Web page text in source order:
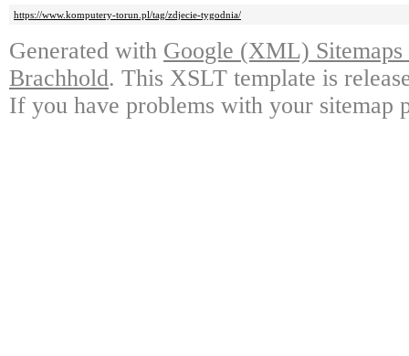
https://www.komputery-torun.pl/tag/zdjecie-tygodnia/
Generated with Google (XML)
Brachhold. This XSLT template is
If you have problems with your sitemap